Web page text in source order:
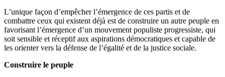
L’unique façon d’empêcher l’émergence de ces partis et de
combattre ceux qui existent déjà est de construire un autre peuple en
favorisant l’émergence d’un mouvement populiste progressiste, qui
soit sensible et réceptif aux aspirations démocratiques et capable de
les orienter vers la défense de l’égalité et de la justice sociale.
Construire le peuple